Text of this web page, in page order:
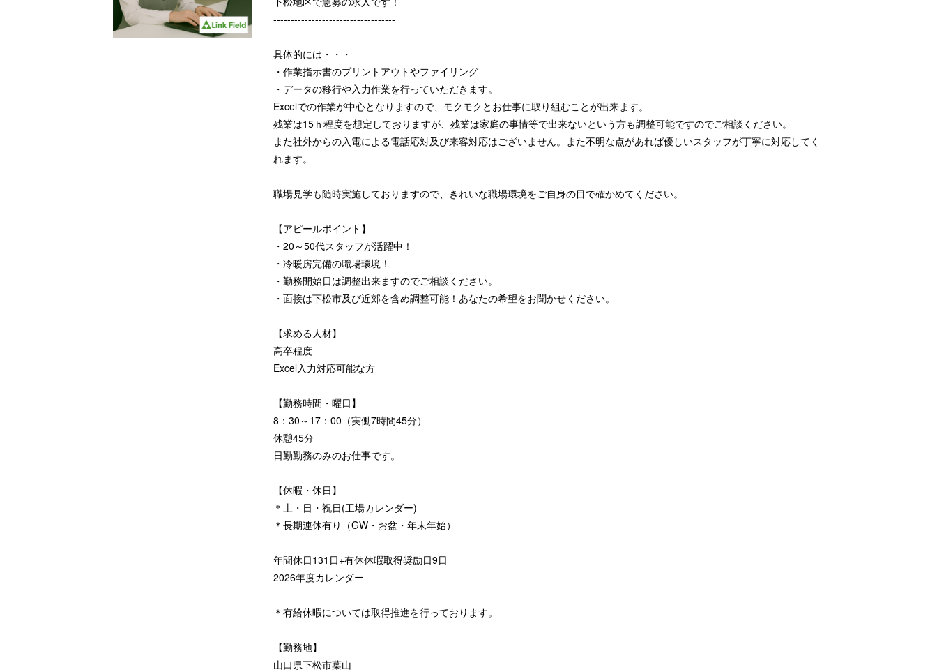
-----------------------------------
具体的には・・・
・作業指示書のプリントアウトやファイリング
・データの移行や入力作業を行っていただきます。
Excelでの作業が中心となりますので、モクモクとお仕事に取り組むことが出来ます。
残業は15ｈ程度を想定しておりますが、残業は家庭の事情等で出来ないという方も調整可能ですのでご相談ください。
また社外からの入電による電話応対及び来客対応はございません。また不明な点があれば優しいスタッフが丁寧に対応してく
れます。
職場見学も随時実施しておりますので、きれいな職場環境をご自身の目で確かめてください。
【アピールポイント】
・20～50代スタッフが活躍中！
・冷暖房完備の職場環境！
・勤務開始日は調整出来ますのでご相談ください。
・面接は下松市及び近郊を含め調整可能！あなたの希望をお聞かせください。
【求める人材】
高卒程度
Excel入力対応可能な方
【勤務時間・曜日】
8：30～17：00（実働7時間45分）
休憩45分
日勤勤務のみのお仕事です。
【休暇・休日】
＊土・日・祝日(工場カレンダー)
＊長期連休有り（GW・お盆・年末年始）
年間休日131日+有休休暇取得奨励日9日
2026年度カレンダー
＊有給休暇については取得推進を行っております。
【勤務地】
山口県下松市葉山